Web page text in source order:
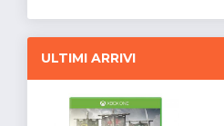
ULTIMI ARRIVI